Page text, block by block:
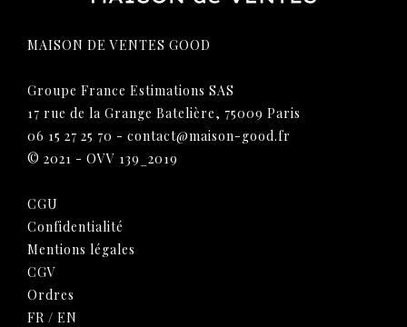
MAISON DE VENTES GOOD
Groupe France Estimations SAS
17 rue de la Grange Batelière, 75009 Paris
06 15 27 25 70 - contact@maison-good.fr
© 2021 - OVV 139_2019
CGU
Confidentialité
Mentions légales
CGV
Ordres
FR / EN